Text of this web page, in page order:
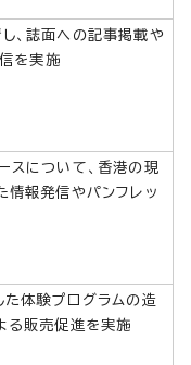
、誌面への記事掲載や
を実施
スについて、香港の現
情報発信やパンフレッ
た体験プログラムの造
る販売促進を実施